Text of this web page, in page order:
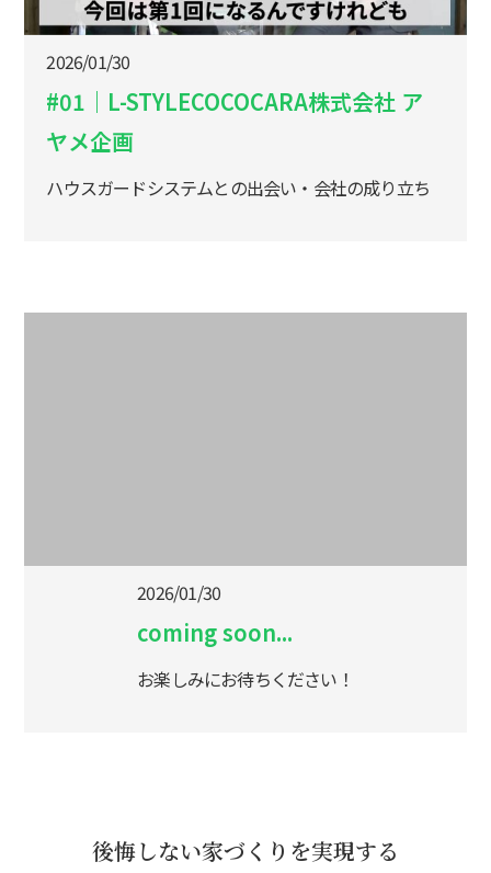
2026/01/30
#01｜L-STYLECOCOCARA株式会社 ア
ヤメ企画
ハウスガードシステムとの出会い・会社の成り立ち
2026/01/30
coming soon...
お楽しみにお待ちください！
後悔しない家づくりを実現する